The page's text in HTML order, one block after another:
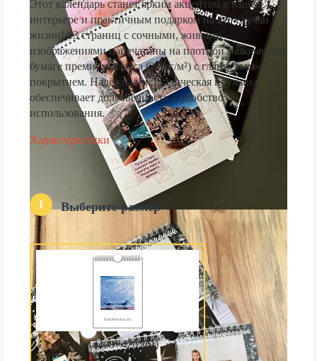
Этот календарь станет ярким акцентом в вашем
интерьере и практичным подарком на все случаи
жизни! 13 страниц с сочными, живыми
изображениями напечатаны на плотной мелованной
бумаге премиум-класса (250 г/м²) с глянцевым
покрытием. Надёжная металлическая пружина
обеспечивает долговечность и удобство
использования.
Характеристики
1 Выберите размер
А3 (300×420 мм)